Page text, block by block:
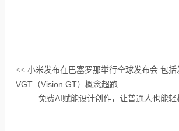
<<小米发布在巴塞罗那举行全球发布会 包括
VGT（Vision GT）概念超跑
免费AI赋能设计创作，让普通人也能